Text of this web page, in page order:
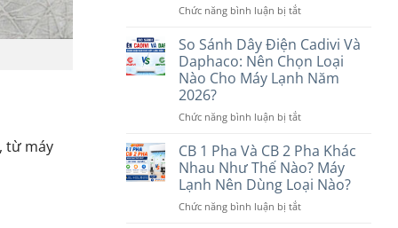
từ máy
Nên
Loại
Nào
Phù
Hợp
Nhu
Năm
2026
Chức năng bình luận bị tắtở
Lạnh
Treo
Tường
Hay
Trần
Hơn?
So
Sánh
Chi
Tiết
So Sánh Dây Điện Cadivi Và
Daphaco: Nên Chọn Loại
Nào Cho Máy Lạnh Năm
2026?
Chức năng bình luận bị tắtở
Sánh
Dây
Điện
Cadivi
Và
CB 1 Pha Và CB 2 Pha Khác
Nhau Như Thế Nào? Máy
Lạnh Nên Dùng Loại Nào?
Chức năng bình luận bị tắtở